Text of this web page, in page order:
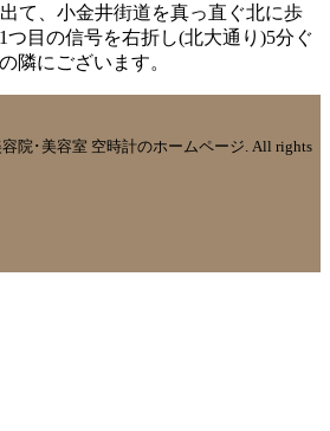
て、小金井街道を真っ直ぐ北に歩
つ目の信号を右折し(北大通り)5分ぐ
隣にございます。
院･美容室 空時計のホームページ. All rights